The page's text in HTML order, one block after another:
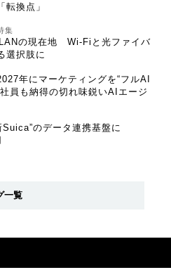
転換点」
集
の現在地 Wi-Fiと光ファイバ
選択肢に
年にマーケティングを“フルAI
員も納得の切れ味鋭いAIエージ
Suica”のデータ連携基盤に
一覧